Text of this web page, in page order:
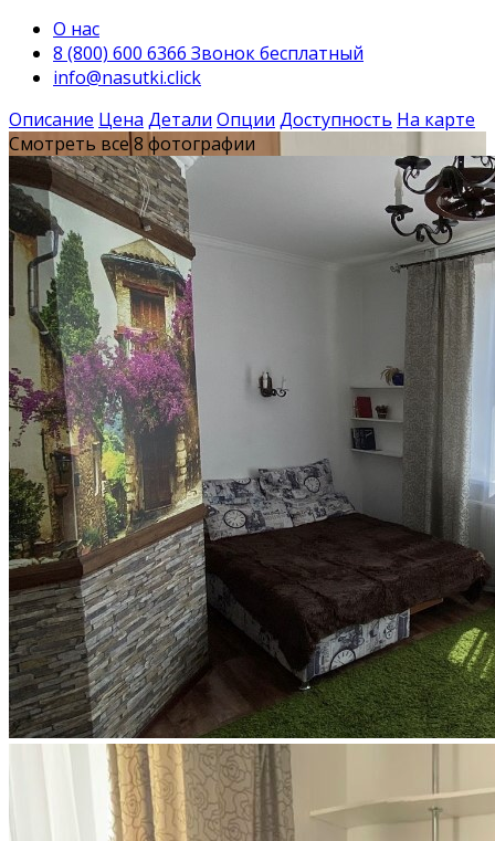
О нас
8 (800) 600 6366 Звонок бесплатный
info@nasutki.click
Описание Цена Детали Опции Доступность На карте
Смотреть все 8 фотографии